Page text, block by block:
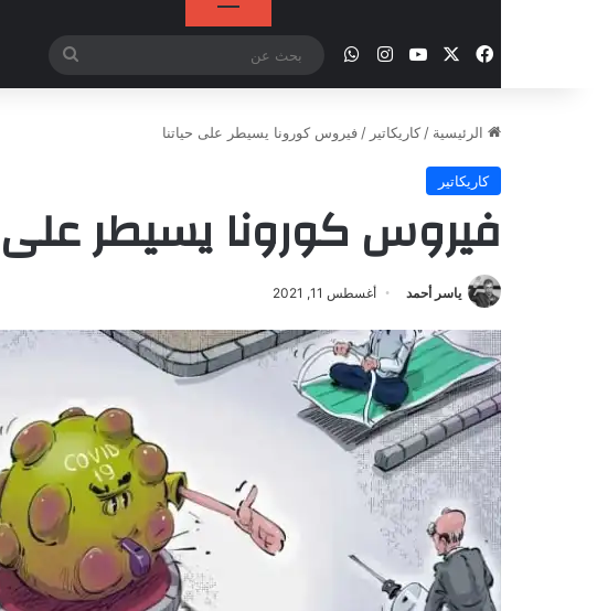
فيسبوك ‫YouTube
انستقرامواتساب
بحث
عن
الرئيسية / كاريكاتير / فيروس كورونا يسيطر على حياتنا
كاريكاتير
فيروس كورونا يسيطر على
ياسر أحمد أغسطس 11, 2021